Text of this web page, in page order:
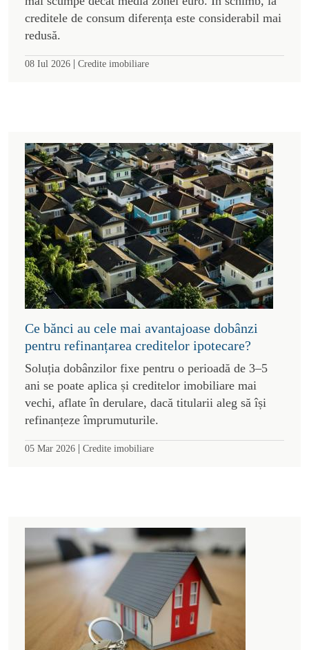
creditele de consum diferența este considerabil mai
redusă.
08 Iul 2026 | Credite imobiliare
Ce bănci au cele mai avantajoase dobânzi
pentru refinanțarea creditelor ipotecare?
Soluția dobânzilor fixe pentru o perioadă de 3–5
ani se poate aplica și creditelor imobiliare mai
vechi, aflate în derulare, dacă titularii aleg să își
refinanțeze împrumuturile.
05 Mar 2026 | Credite imobiliare